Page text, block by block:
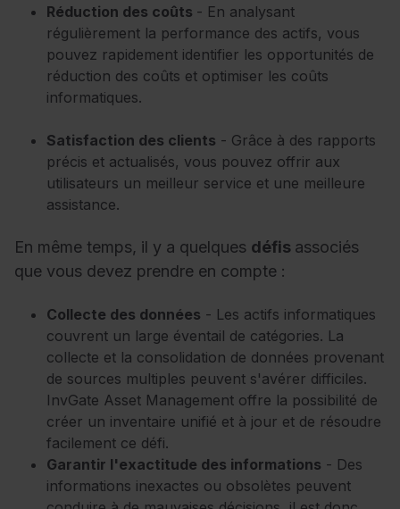
Réduction des coûts - En analysant
régulièrement la performance des actifs, vous
pouvez rapidement identifier les opportunités de
réduction des coûts et optimiser les coûts
informatiques.
Satisfaction des clients - Grâce à des rapports
précis et actualisés, vous pouvez offrir aux
utilisateurs un meilleur service et une meilleure
assistance.
En même temps, il y a quelques défis associés
que vous devez prendre en compte :
Collecte des données - Les actifs informatiques
couvrent un large éventail de catégories. La
collecte et la consolidation de données provenant
de sources multiples peuvent s'avérer difficiles.
InvGate Asset Management offre la possibilité de
créer un inventaire unifié et à jour et de résoudre
facilement ce défi.
Garantir l'exactitude des informations - Des
informations inexactes ou obsolètes peuvent